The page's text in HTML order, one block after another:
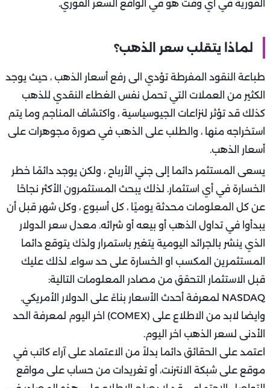
الفورية في أي وقت هو في الواقع السعر الفوري.
لماذا يتقلب سعر الذهب؟
طباعة النقود المفرطة تؤدي الى رفع أسعار الذهب ، حيث يوجد
الكثير من العملات التي تحمل نفس الغطاء النقدي للذهب
كذلك قد تؤثر لنزاعات الجيوسياسية ، واكتشاف المناجم وما يتم
استخراجه منها ، والطلب على الذهب في صورة مجوهرات على
أسعار الذهب.
يسعى المستثمر دائما إلى جني الأرباح ، ولكن يوجد دائمًا خطر
الخسارة في أي استثمار. لذلك يبحث المستثمرون الأكثر نجاحًا
عن كل المعلومات محدثة يوميًا ، كل أسبوع ، وكل شهر قبل أن
يبدأوا في تداول الذهب أو بيعه أو شرائه. معدل سعر الدولار
الذي ينشر بالجرائد اليومية يتغير باستمرار ولذك يتوقع دائما
المستثمرين المكسب او الخسارة على حد سواء. لذلك عليك
قبل الاستثمار التحقق من مصادر المعلومات التالية:
NASDAQ لمعرفة أحدث الأسعار بناءً على الدولار الأمريكي.
وايضا لابد من الاطلاع على (COMEX) اخر اليوم لمعرفة الحد
الأدنى لسعر الذهب اخر اليوم.
اعتمد على الحقائق دائما بدلاً من الاعتماد على آراء كاتب في
موقع على شبكة الانترنت، أو تغريدات من حساب على مواقع